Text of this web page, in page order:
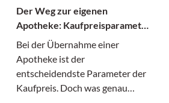
Der Weg zur eigenen
Apotheke: Kaufpreisparameter
im Fokus
Bei der Übernahme einer
Apotheke ist der
entscheidendste Parameter der
Kaufpreis. Doch was genau